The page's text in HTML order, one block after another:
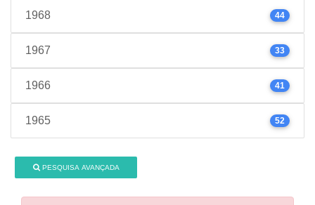
1968 44
1967 33
1966 41
1965 52
PESQUISA AVANÇADA